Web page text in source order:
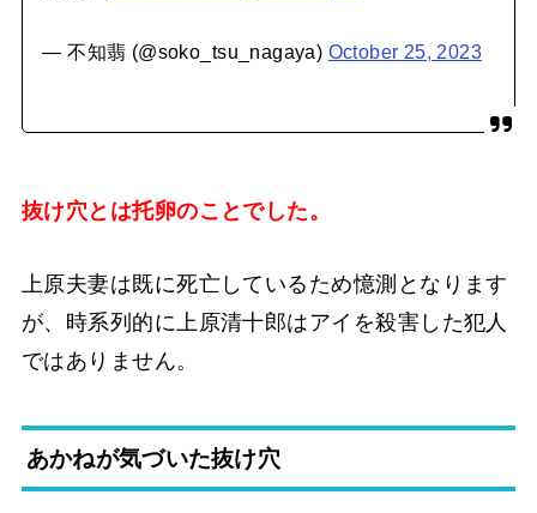
— 不知翡 (@soko_tsu_nagaya) October 25, 2023
抜け穴とは托卵のことでした。
上原夫妻は既に死亡しているため憶測となります
が、時系列的に上原清十郎はアイを殺害した犯人
ではありません。
あかねが気づいた抜け穴